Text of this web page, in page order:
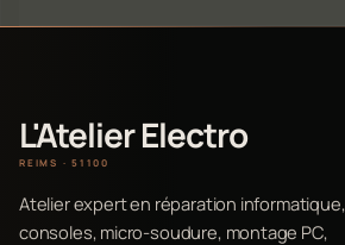
L'Atelier Electro
REIMS · 51100
Atelier expert en réparation informatique,
consoles, micro-soudure, montage PC,